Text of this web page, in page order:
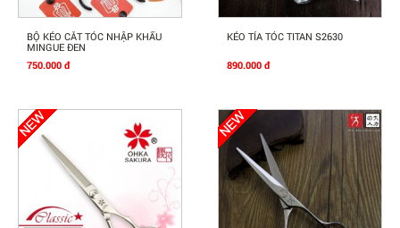
Mua Ngay
BỘ KÉO CẮT TÓC NHẬP KHẨU
MINGUE ĐEN
750.000 đ
Mua Ngay
KÉO TỈA TÓC TITAN S2630
890.000 đ